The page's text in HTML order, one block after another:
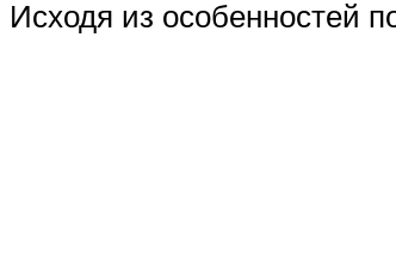
Исходя из особенностей